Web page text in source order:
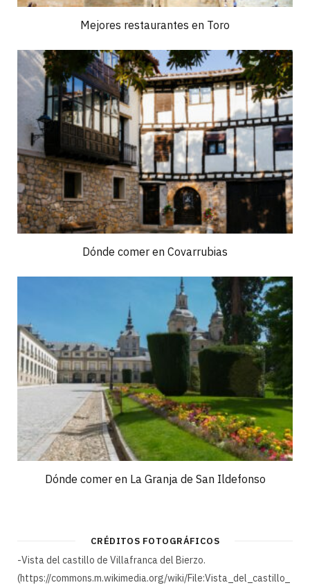
Mejores restaurantes en Toro
Dónde comer en Covarrubias
Dónde comer en La Granja de San Ildefonso
CRÉDITOS FOTOGRÁFICOS
-Vista del castillo de Villafranca del Bierzo.
(https://commons.m.wikimedia.org/wiki/File:Vista_del_castillo_